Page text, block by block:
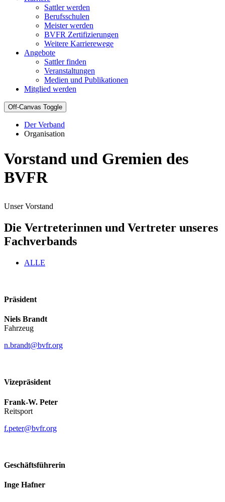
Sattler werden
Berufsschulen
Meister werden
BVFR Zertifizierungen
Weitere Karrierewege
Angebote
Sattler finden
Veranstaltungen
Medien und Publikationen
Mitglied werden
Off-Canvas Toggle
Der Verband
Organisation
Vorstand und Gremien des
BVFR
Unser Vorstand
Die Vertreterinnen und Vertreter unseres
Fachverbands
ALLE
Präsident
Niels Brandt
Fahrzeug
n.brandt@bvfr.org
Vizepräsident
Frank-W. Peter
Reitsport
f.peter@bvfr.org
Geschäftsführerin
Inge Hafner